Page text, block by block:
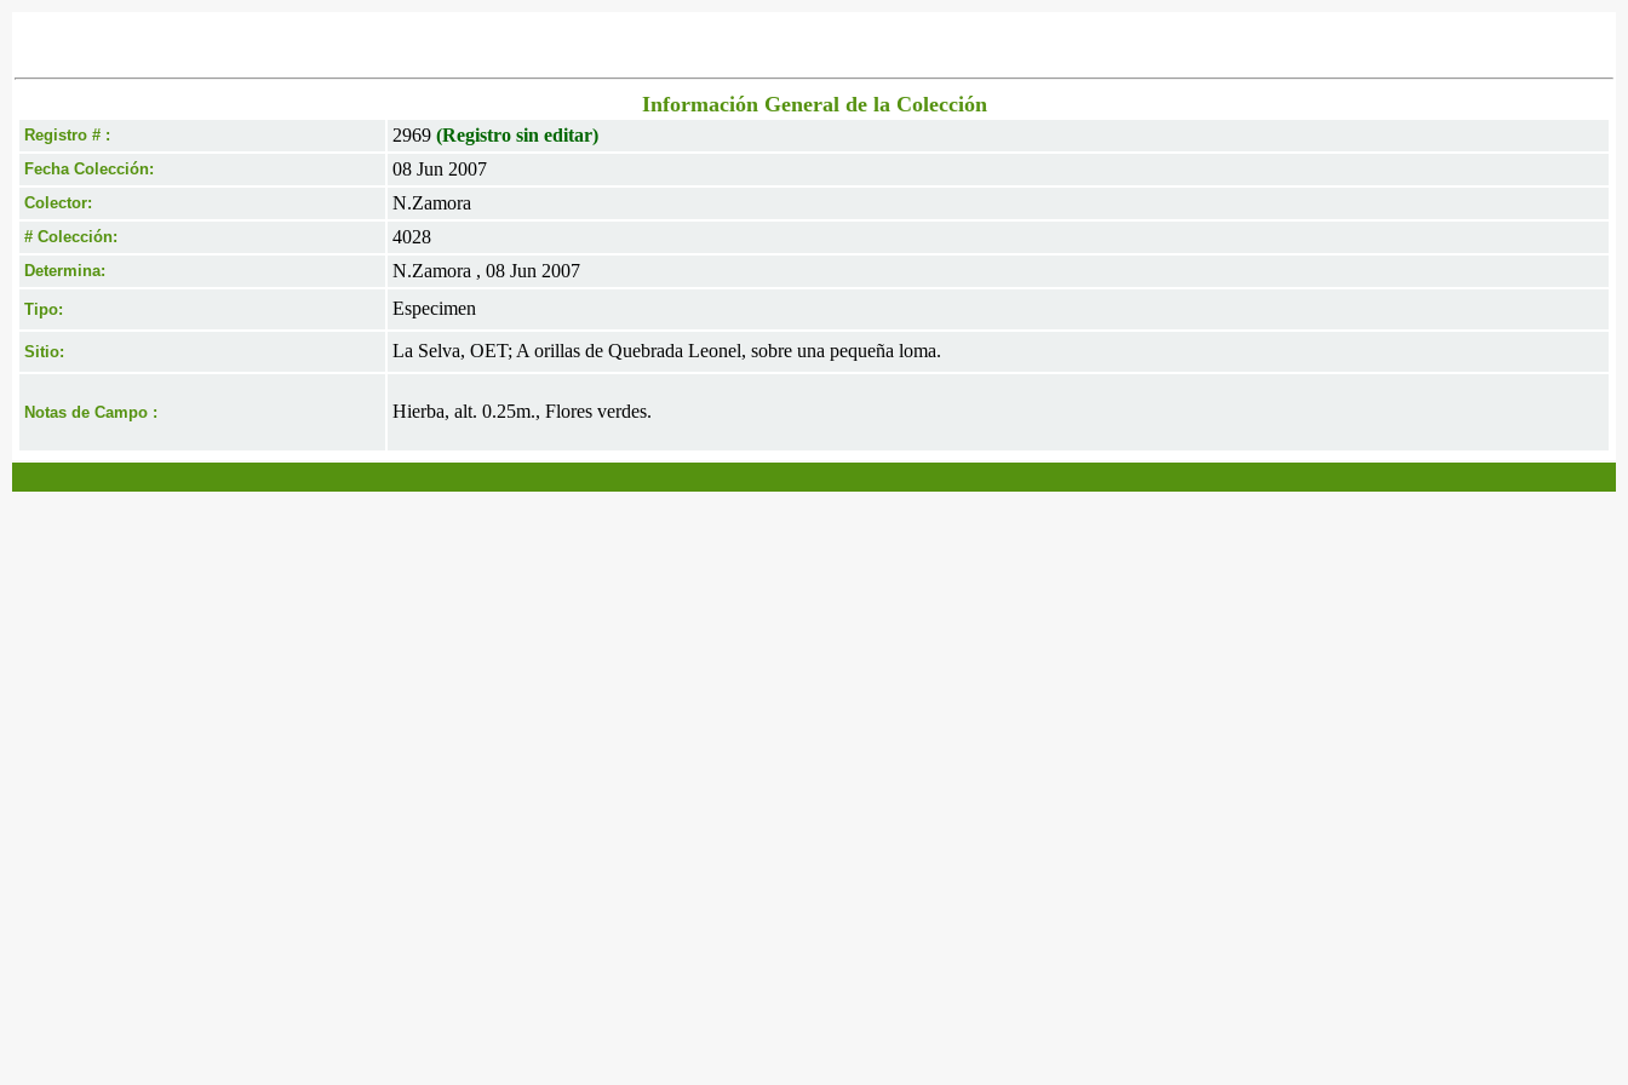
Información General de la Colección
Registro # : 2969 (Registro sin editar)
Fecha Colección: 08 Jun 2007
Colector: N.Zamora
# Colección: 4028
Determina: N.Zamora , 08 Jun 2007
Tipo: Especimen
Sitio: La Selva, OET; A orillas de Quebrada Leonel, sobre una pequeña loma.
Notas de Campo : Hierba, alt. 0.25m., Flores verdes.